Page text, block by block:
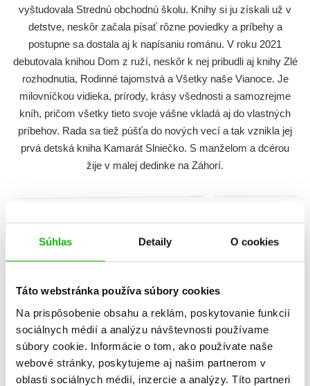
Súhlas Detaily O cookies
Táto webstránka používa súbory cookies
Na prispôsobenie obsahu a reklám, poskytovanie funkcií
sociálnych médií a analýzu návštevnosti používame
súbory cookie. Informácie o tom, ako používate naše
webové stránky, poskytujeme aj našim partnerom v
oblasti sociálnych médií, inzercie a analýzy. Títo partneri
vyštudovala Strednú obchodnú školu. Knihy si ju získali už v
detstve, neskôr začala písať rôzne poviedky a príbehy a
postupne sa dostala aj k napísaniu románu. V roku 2021
debutovala knihou Dom z ruží, neskôr k nej pribudli aj knihy Zlé
rozhodnutia, Rodinné tajomstvá a Všetky naše Vianoce. Je
milovníčkou vidieka, prírody, krásy všednosti a samozrejme
kníh, pričom všetky tieto svoje vášne vkladá aj do vlastných
príbehov. Rada sa tiež púšťa do nových vecí a tak vznikla jej
prvá detská kniha Kamarát Slniečko. S manželom a dcérou
žije v malej dedinke na Záhorí.
Dátum vydania Názov